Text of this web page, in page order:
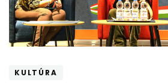
KULTÚRA